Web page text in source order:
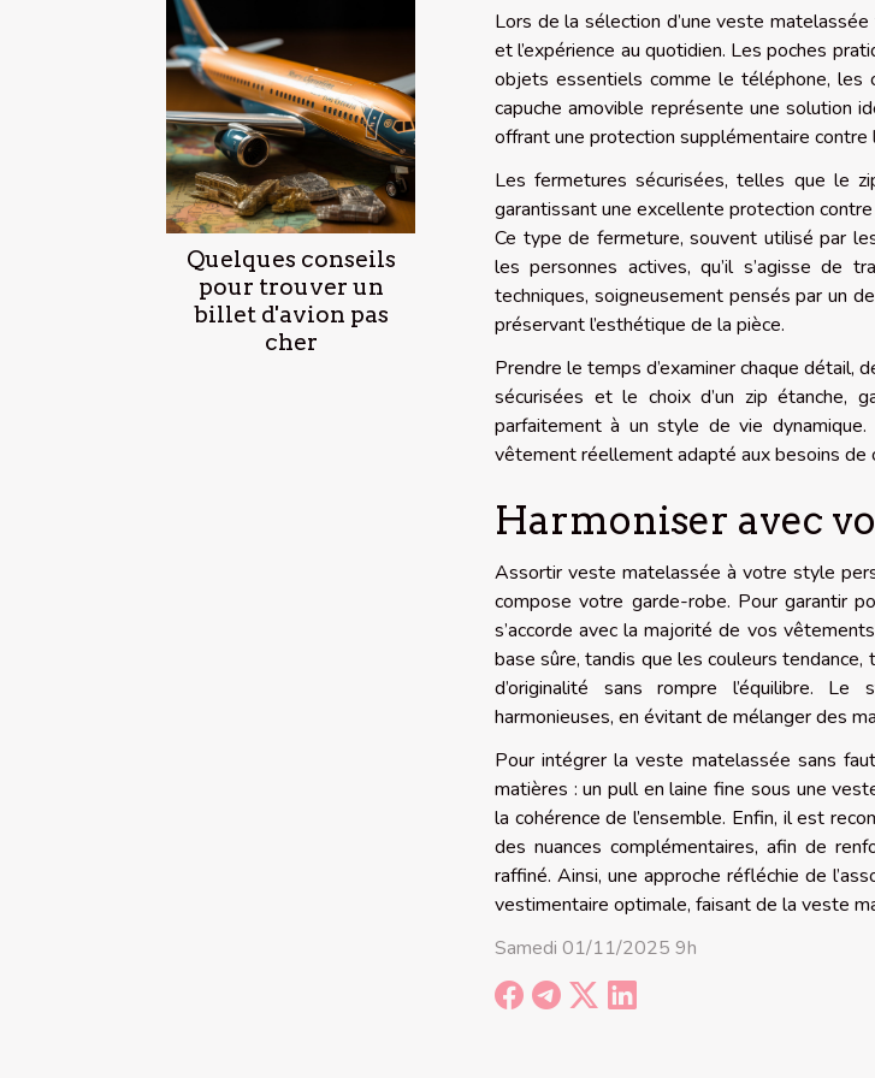
Quelques conseils
pour trouver un
billet d'avion pas
cher
Lors de la sélection d’une veste
et l’expérience au quotidien. Les poches
objets essentiels comme le téléphone, les
capuche amovible représente une solution
offrant une protection supplémentaire
Les fermetures sécurisées, telles que le
garantissant une excellente protection
Ce type de fermeture, souvent utilisé par
les personnes actives, qu’il s’agisse de
techniques, soigneusement pensés par un
préservant l’esthétique de la pièce.
Prendre le temps d’examiner chaque détail,
sécurisées et le choix d’un zip étanche,
parfaitement à un style de vie
vêtement réellement adapté aux besoins de
Harmoniser avec
Assortir veste matelassée à votre style
compose votre garde-robe. Pour garantir
s’accorde avec la majorité de vos
base sûre, tandis que les couleurs
d’originalité sans rompre l’équilibre.
harmonieuses, en évitant de mélanger des
Pour intégrer la veste matelassée sans
matières : un pull en laine fine sous une
la cohérence de l’ensemble. Enfin, il est
des nuances complémentaires, afin de
raffiné. Ainsi, une approche réfléchie de
vestimentaire optimale, faisant de la veste
Samedi 01/11/2025 9h